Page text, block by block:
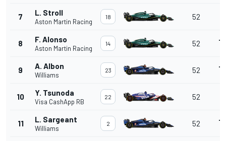
7 L. Stroll
Aston Martin Racing
18 52
8 F. Alonso
Aston Martin Racing
14 52
9 A. Albon
Williams
23 52
10 Y. Tsunoda
Visa CashApp RB
22 52
11 L. Sargeant
Williams
2 52